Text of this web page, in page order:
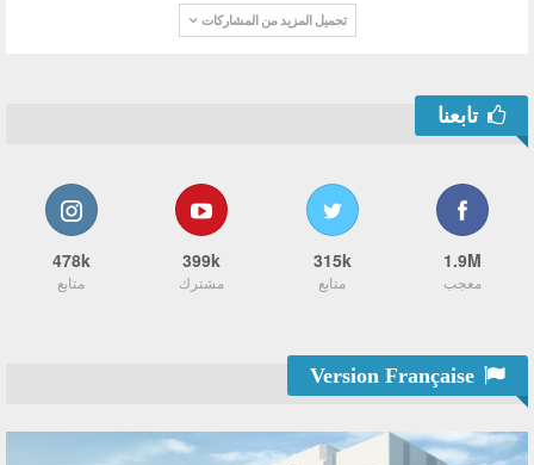
تحميل المزيد من المشاركات
تابعنا
1.9M
معجب
315k
متابع
399k
مشترك
478k
متابع